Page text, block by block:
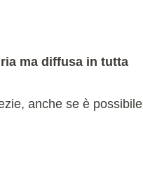
ma diffusa in tutta
anche se è possibile